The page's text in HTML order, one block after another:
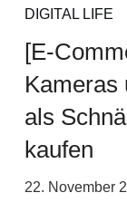
DIGITAL LIFE
[E-
Kameras
als
kaufen
22. November